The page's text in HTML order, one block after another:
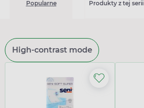
Popularne Produkty z tej serii
High-contrast mode